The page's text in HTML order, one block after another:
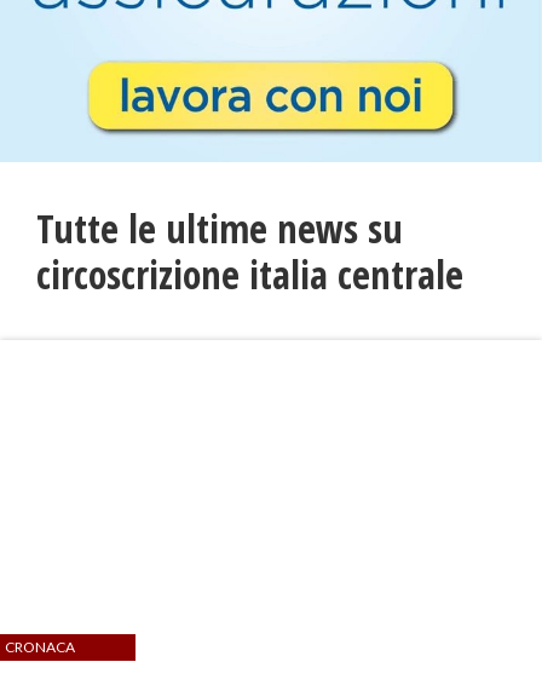
Tutte le ultime news su
circoscrizione italia centrale
CRONACA